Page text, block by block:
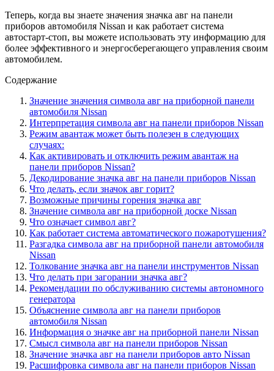
Теперь, когда вы знаете значения значка авг на панели
приборов автомобиля Nissan и как работает система
автостарт-стоп, вы можете использовать эту информацию для
более эффективного и энергосберегающего управления своим
автомобилем.
Содержание
Значение значения символа авг на приборной панели
автомобиля Nissan
Интерпретация символа авг на панели приборов Nissan
Режим авантаж может быть полезен в следующих
случаях:
Как активировать и отключить режим авантаж на
панели приборов Nissan?
Декодирование значка авг на панели приборов Nissan
Что делать, если значок авг горит?
Возможные причины горения значка авг
Значение символа авг на приборной доске Nissan
Что означает символ авг?
Как работает система автоматического пожаротушения?
Разгадка символа авг на приборной панели автомобиля
Nissan
Толкование значка авг на панели инструментов Nissan
Что делать при загорании значка авг?
Рекомендации по обслуживанию системы автономного
генератора
Объяснение символа авг на панели приборов
автомобиля Nissan
Информация о значке авг на приборной панели Nissan
Смысл символа авг на панели приборов Nissan
Значение значка авг на панели приборов авто Nissan
Расшифровка символа авг на панели приборов Nissan